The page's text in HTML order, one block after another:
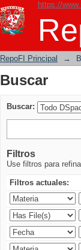
https://
Buscar
RepoFI Principal →
Buscar
Buscar:
Filtros
Use filtros para
Filtros actuales: